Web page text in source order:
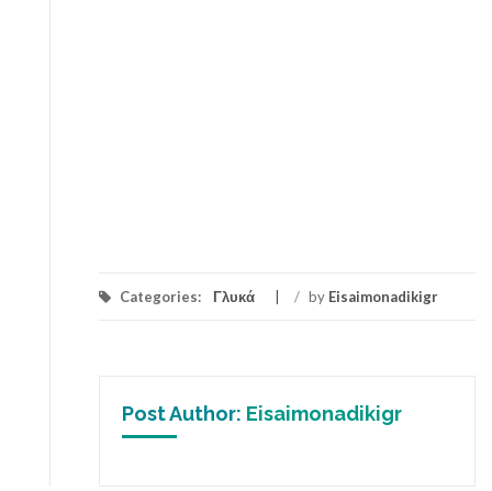
Categories: Γλυκά / by Eisaimonadikigr
Post Author: Eisaimonadikigr